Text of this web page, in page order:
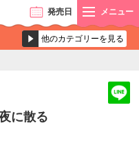
発売日 メニュー
に散る